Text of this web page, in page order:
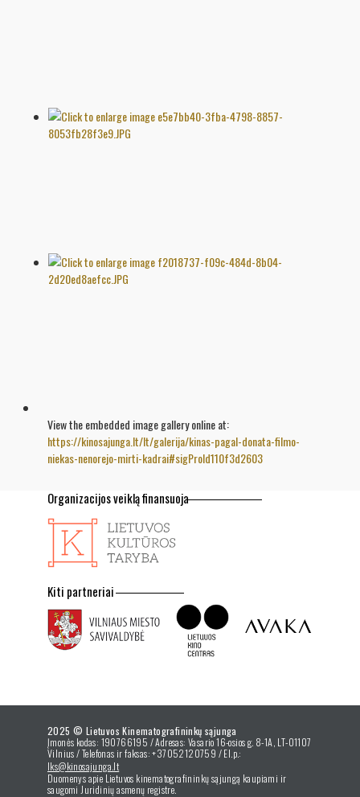
View the embedded image gallery online at:
https://kinosajunga.lt/lt/galerija/kinas-pagal-donata-filmo-
niekas-nenorejo-mirti-kadrai#sigProId110f3d2603
Organizacijos veiklą finansuoja
Kiti partneriai
2025 © Lietuvos Kinematografininkų sąjunga
Įmonės kodas: 190766195 / Adresas: Vasario 16-osios g. 8-1A, LT-01107
Vilnius / Telefonas ir faksas: +37052120759 / El.p.:
lks@kinosajunga.lt
Duomenys apie Lietuvos kinematografininkų sąjungą kaupiami ir
saugomi Juridinių asmenų registre.